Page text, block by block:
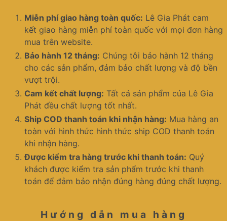
Miễn phí giao hàng toàn quốc: Lê Gia Phát cam
kết giao hàng miễn phí toàn quốc với mọi đơn hàng
mua trên website.
Bảo hành 12 tháng: Chúng tôi bảo hành 12 tháng
cho các sản phẩm, đảm bảo chất lượng và độ bền
vượt trội.
Cam kết chất lượng: Tất cả sản phẩm của Lê Gia
Phát đều chất lượng tốt nhất.
Ship COD thanh toán khi nhận hàng: Mua hàng an
toàn với hình thức hình thức ship COD thanh toán
khi nhận hàng.
Được kiểm tra hàng trước khi thanh toán: Quý
khách được kiểm tra sản phẩm trước khi thanh
toán để đảm bảo nhận đúng hàng đúng chất lượng.
Hướng dẫn mua hàng